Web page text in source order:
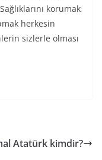
korumak
herkesin
sizlerle olması
Atatürk kimdir?